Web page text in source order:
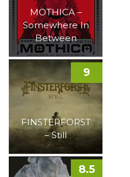
MOTHICA –
Somewhere In
Between
FINSTERFORST
– Still
9
8.5